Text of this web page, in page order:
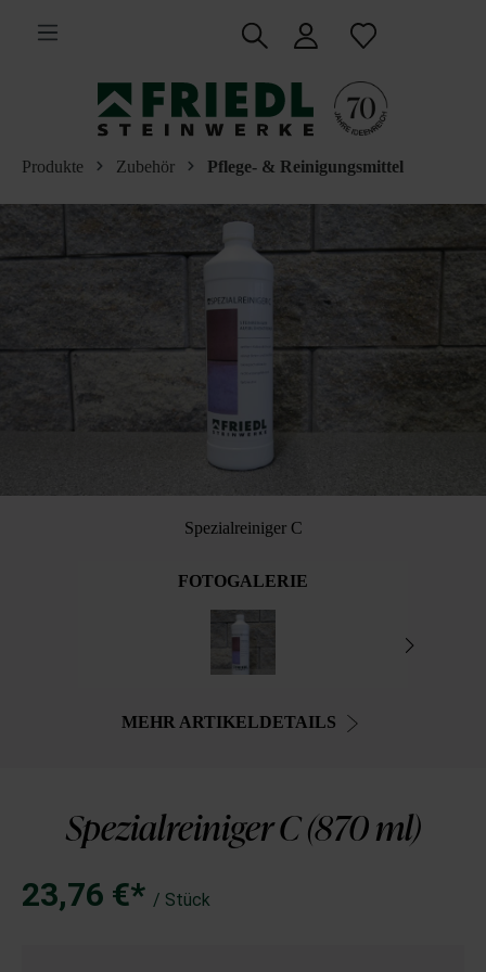
springen
Produkte Zubehör Pflege- & Reinigungsmittel
Spezialreiniger C
FOTOGALERIE
MEHR ARTIKELDETAILS
Spezialreiniger C (870 ml)
23,76 €* / Stück